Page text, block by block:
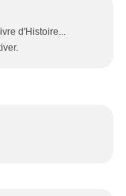
d'Histoire...